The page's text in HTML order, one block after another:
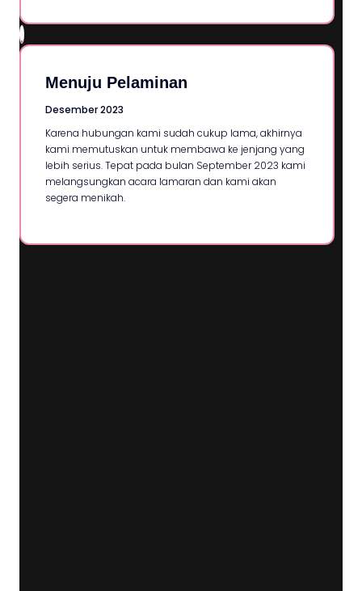
Menuju Pelaminan
Desember 2023
Karena hubungan kami sudah cukup lama, akhirnya
kami memutuskan untuk membawa ke jenjang yang
lebih serius. Tepat pada bulan September 2023 kami
melangsungkan acara lamaran dan kami akan
segera menikah.